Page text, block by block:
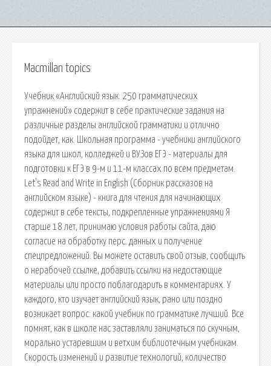
Macmillan topics
Учебник «Английский язык. 250 грамматических
упражнений» содержит в себе практические задания на
различные разделы английской грамматики и отлично
подойдет, как. Школьная программа - учебники английского
языка для школ, колледжей и ВУЗов ЕГЭ - материалы для
подготовки к ЕГЭ в 9-м и 11-м классах по всем предметам.
Let's Read and Write in English (Сборник рассказов на
английском языке) - книга для чтения для начинающих
содержит в себе тексты, подкрепленные упражнениями Я
старше 18 лет, принимаю условия работы сайта, даю
согласие на обработку перс. данных и получение
спецпредложений. Вы можете оставить свой отзыв, сообщить
о нерабочей ссылке, добавить ссылки на недостающие
материалы или просто поблагодарить в комментариях. У
каждого, кто изучает английский язык, рано или поздно
возникает вопрос: какой учебник по грамматике лучший. Все
помнят, как в школе нас заставляли заниматься по скучным,
морально устаревшим и ветхим библиотечным учебникам.
Скорость изменений и развитие технологий, количество